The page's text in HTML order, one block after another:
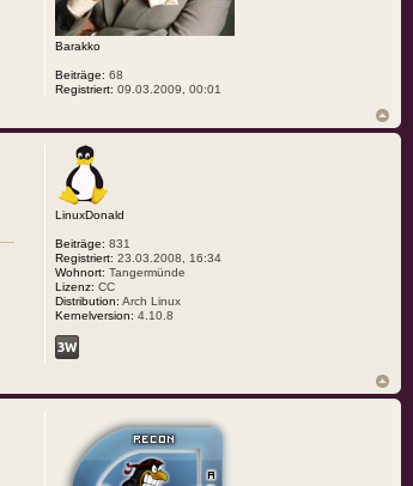
Barakko
Beiträge: 68
Registriert: 09.03.2009, 00:01
LinuxDonald
Beiträge: 831
Registriert: 23.03.2008, 16:34
Wohnort: Tangermünde
Lizenz: CC
Distribution: Arch Linux
Kernelversion: 4.10.8